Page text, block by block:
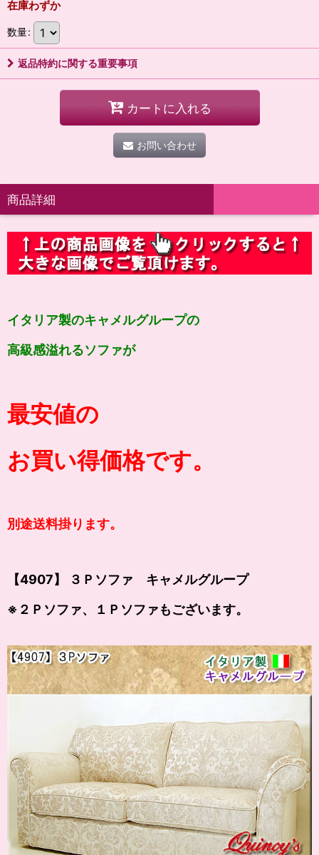
在庫わずか
数量:
返品特約に関する重要事項
カートに入れる
お問い合わせ
商品詳細
イタリア製のキャメルグループの
高級感溢れるソファが
最安値の
お買い得価格です。
別途送料掛ります。
【4907】 ３Ｐソファ キャメルグループ
※２Ｐソファ、１Ｐソファもございます。